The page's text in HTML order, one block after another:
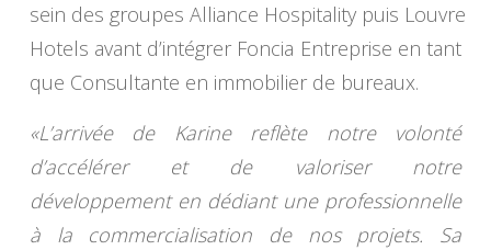
sein des groupes Alliance Hospitality puis Louvre
Hotels avant d’intégrer Foncia Entreprise en tant
que Consultante en immobilier de bureaux.
«L’arrivée de Karine reflète notre volonté
d’accélérer et de valoriser notre
développement en dédiant une professionnelle
à la commercialisation de nos projets. Sa